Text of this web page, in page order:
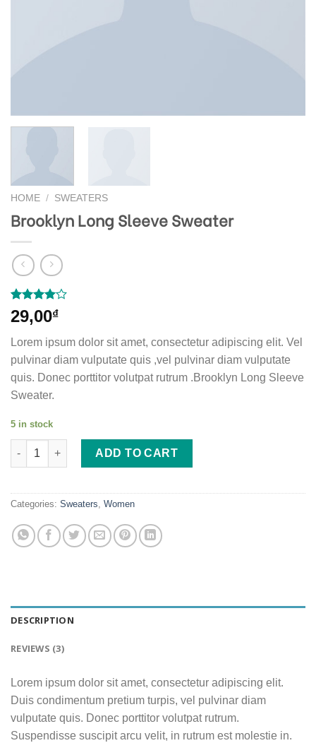
HOME / SWEATERS
Brooklyn Long Sleeve Sweater
Rated
4.00out
based on
3
customer
ratings
29,00₫
Lorem ipsum dolor sit amet, consectetur adipiscing elit. Vel
pulvinar diam vulputate quis ,vel pulvinar diam vulputate
quis. Donec porttitor volutpat rutrum .Brooklyn Long Sleeve
Sweater.
5 in stock
Brooklyn Long Sleeve Sweater quantity
ADD TO CART
Categories: Sweaters, Women
DESCRIPTION
REVIEWS (3)
Lorem ipsum dolor sit amet, consectetur adipiscing elit.
Duis condimentum pretium turpis, vel pulvinar diam
vulputate quis. Donec porttitor volutpat rutrum.
Suspendisse suscipit arcu velit, in rutrum est molestie in.